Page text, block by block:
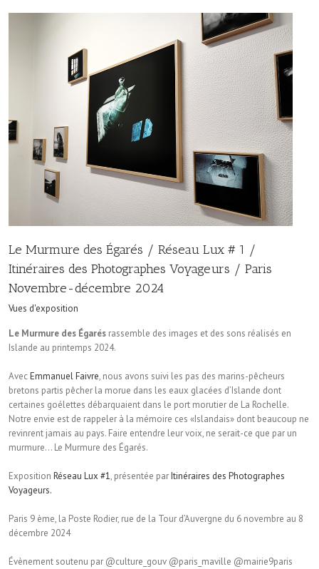
Le Murmure des Égarés / Réseau Lux # 1 /
Itinéraires des Photographes Voyageurs / Paris
Novembre-décembre 2024
Vues d'exposition
Le Murmure des Égarés rassemble des images et des sons réalisés en
Islande au printemps 2024.
AvecEmmanuel Faivre, nous avons suivi les pas des marins-pêcheurs
bretons partis pêcher la morue dans les eaux glacées d’Islande dont
certaines goélettes débarquaient dans le port morutier de La Rochelle.
Notre envie est de rappeler à la mémoire ces «Islandais» dont beaucoup ne
revinrent jamais au pays. Faire entendre leur voix, ne serait-ce que par un
murmure… Le Murmure des Égarés.
Exposition Réseau Lux #1, présentée parItinéraires des Photographes
Voyageurs.
Paris 9 ème, la Poste Rodier, rue de la Tour d’Auvergne du 6 novembre au 8
décembre 2024
Évènement soutenu par @culture_gouv @paris_maville @mairie9paris